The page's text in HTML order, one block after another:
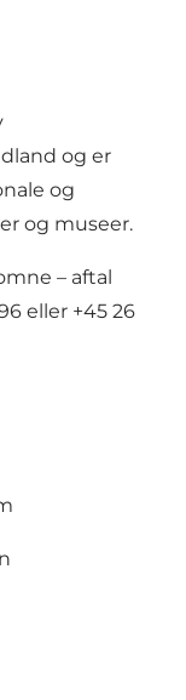
og er
og
og museer.
– aftal
eller +45 26